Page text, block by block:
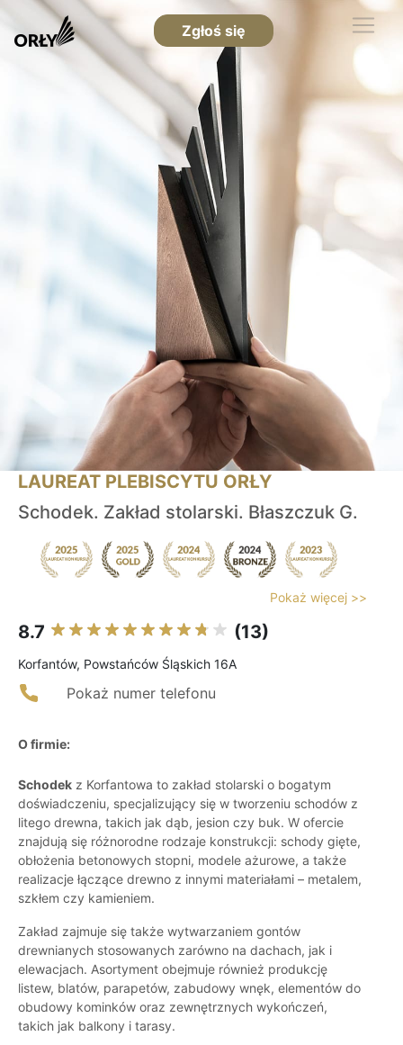
Zgłoś się
LAUREAT PLEBISCYTU ORŁY
Schodek. Zakład stolarski. Błaszczuk G.
Pokaż więcej >>
8.7 (13)
Korfantów, Powstańców Śląskich 16A
Pokaż numer telefonu
O firmie:
Schodek z Korfantowa to zakład stolarski o bogatym
doświadczeniu, specjalizujący się w tworzeniu schodów z
litego drewna, takich jak dąb, jesion czy buk. W ofercie
znajdują się różnorodne rodzaje konstrukcji: schody gięte,
obłożenia betonowych stopni, modele ażurowe, a także
realizacje łączące drewno z innymi materiałami – metalem,
szkłem czy kamieniem.
Zakład zajmuje się także wytwarzaniem gontów
drewnianych stosowanych zarówno na dachach, jak i
elewacjach. Asortyment obejmuje również produkcję
listew, blatów, parapetów, zabudowy wnęk, elementów do
obudowy kominków oraz zewnętrznych wykończeń,
takich jak balkony i tarasy.